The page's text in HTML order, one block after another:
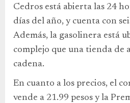
Cedros está abierta las 24
días del año, y cuenta con
Además, la gasolinera está
complejo que una tienda de
cadena.
En cuanto a los precios, el
vende a 21.99 pesos y la